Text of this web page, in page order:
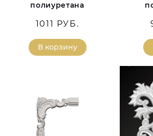
полиуретана
1011 РУБ.
В корзину